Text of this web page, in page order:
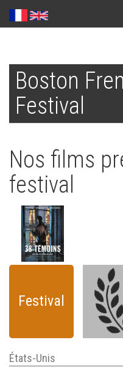
contenu
principal
Boston
Festival
Nos films
festival
Festival
États-Unis